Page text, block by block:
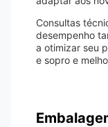
Consultas
desempenho
a otimizar seu
e sopro e